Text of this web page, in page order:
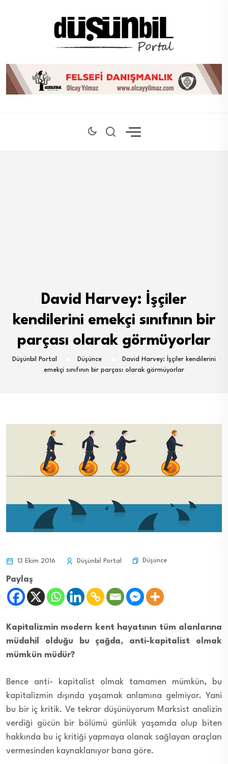
David Harvey: İşçiler
kendilerini emekçi sınıfının bir
parçası olarak görmüyorlar
Düşünbil Portal Düşünce
David Harvey: İşçiler kendilerini
emekçi sınıfının bir parçası olarak görmüyorlar
13 Ekim 2016 Düşünbil Portal Düşünce
Paylaş
Kapitalizmin modern kent hayatının tüm alanlarına
müdahil olduğu bu çağda, anti-kapitalist olmak
mümkün müdür?
Bence anti- kapitalist olmak tamamen mümkün, bu
kapitalizmin dışında yaşamak anlamına gelmiyor. Yani
bu bir iç kritik. Ve tekrar düşünüyorum Marksist analizin
verdiği gücün bir bölümü günlük yaşamda olup biten
hakkında bu iç kritiği yapmaya olanak sağlayan araçları
vermesinden kaynaklanıyor bana göre.